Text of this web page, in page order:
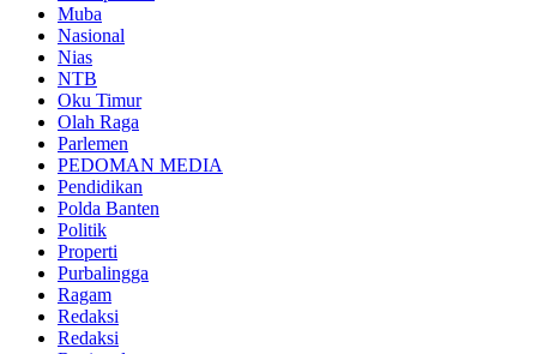
Muba
Nasional
Nias
NTB
Oku Timur
Olah Raga
Parlemen
PEDOMAN MEDIA
Pendidikan
Polda Banten
Politik
Properti
Purbalingga
Ragam
Redaksi
Redaksi